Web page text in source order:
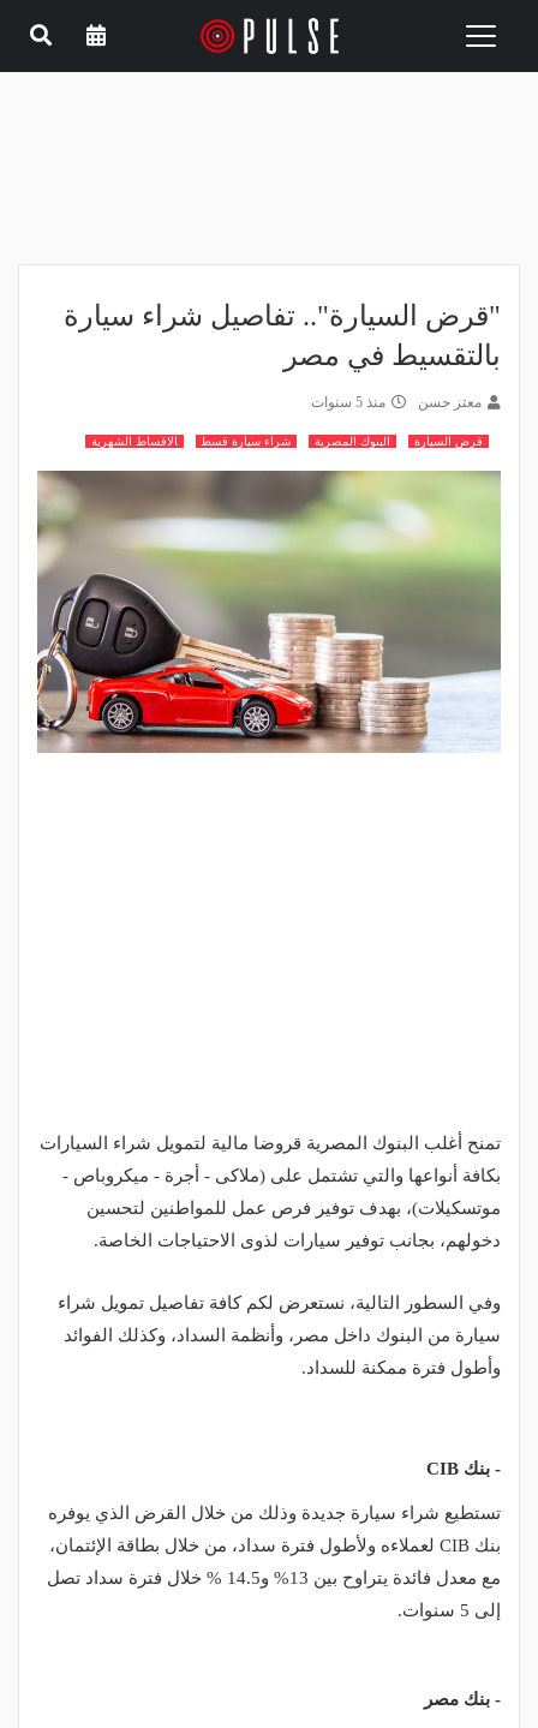
Toggle
"قرض السيارة".. تفاصيل شراء سيارة
بالتقسيط في مصر
معتز حسن منذ 5 سنوات
قرض السيارة البنوك المصرية شراء سيارة قسط الاقساط الشهرية
تمنح أغلب البنوك المصرية قروضا مالية لتمويل شراء السيارات
بكافة أنواعها والتي تشتمل على (ملاكى - أجرة - ميكروباص -
موتسكيلات)، بهدف توفير فرص عمل للمواطنين لتحسين
دخولهم، بجانب توفير سيارات لذوى الاحتياجات الخاصة.
وفي السطور التالية، نستعرض لكم كافة تفاصيل تمويل شراء
سيارة من البنوك داخل مصر، وأنظمة السداد، وكذلك الفوائد
وأطول فترة ممكنة للسداد.
- بنك CIB
تستطيع شراء سيارة جديدة وذلك من خلال القرض الذي يوفره
بنك CIB لعملاءه ولأطول فترة سداد، من خلال بطاقة الإئتمان،
مع معدل فائدة يتراوح بين 13% و14.5 % خلال فترة سداد تصل
إلى 5 سنوات.
- بنك مصر